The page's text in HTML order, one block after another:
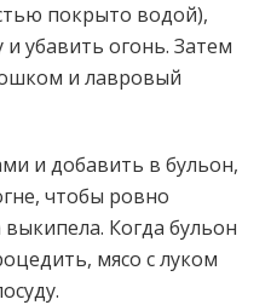
покрыто водой),
убавить огонь. Затем
и лавровый
и добавить в бульон,
чтобы ровно
Когда бульон
мясо с луком